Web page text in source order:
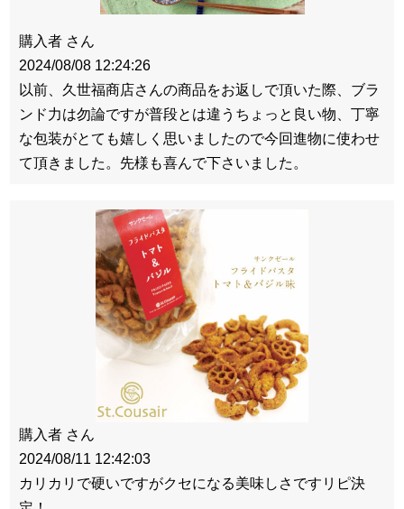
購入者 さん
2024/08/08 12:24:26
以前、久世福商店さんの商品をお返しで頂いた際、ブラ
ンド力は勿論ですが普段とは違うちょっと良い物、丁寧
な包装がとても嬉しく思いましたので今回進物に使わせ
て頂きました。先様も喜んで下さいました。
購入者 さん
2024/08/11 12:42:03
カリカリで硬いですがクセになる美味しさですリピ決